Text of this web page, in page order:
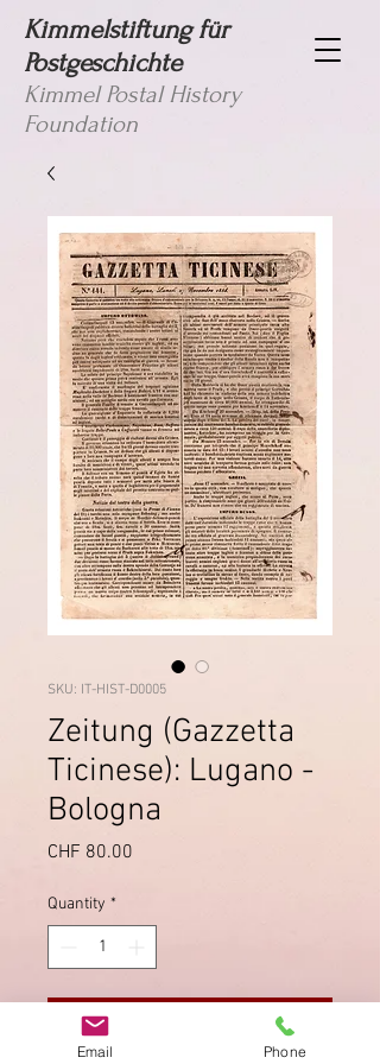
Kimmelstiftung für
Postgeschichte
Kimmel Postal History
Foundation
SKU: IT-HIST-D0005
Zeitung (Gazzetta
Ticinese): Lugano -
Bologna
CHF 80.00
Quantity *
Email Phone